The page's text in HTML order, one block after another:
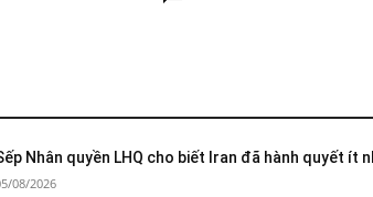
Nhân quyền LHQ cho biết Iran đã hành quyết ít
08/2026